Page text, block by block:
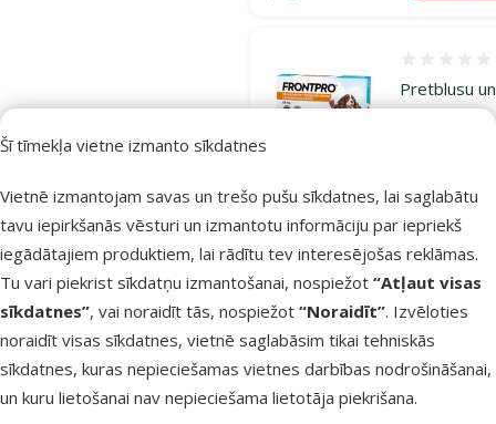
Šī tīmekļa vietne izmanto sīkdatnes
Vietnē izmantojam savas un trešo pušu sīkdatnes, lai saglabātu
tavu iepirkšanās vēsturi un izmantotu informāciju par iepriekš
iegādātajiem produktiem, lai rādītu tev interesējošas reklāmas.
Tu vari piekrist sīkdatņu izmantošanai, nospiežot “Atļaut visas
sīkdatnes”, vai noraidīt tās, nospiežot “Noraidīt”. Izvēloties
noraidīt visas sīkdatnes, vietnē saglabāsim tikai tehniskās
sīkdatnes, kuras nepieciešamas vietnes darbības nodrošināšanai,
un kuru lietošanai nav nepieciešama lietotāja piekrišana.
Pretblusu un
FrontPro 68
mg, 10-25
tabletes
Oriģinālā
54,99 €
Cena
43,98 €
Pasargā
mīluli 🕷️